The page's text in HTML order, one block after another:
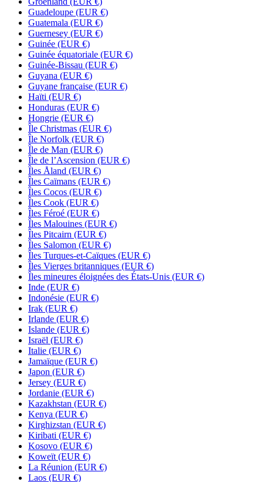
Guadeloupe (EUR €)
Guatemala (EUR €)
Guernesey (EUR €)
Guinée (EUR €)
Guinée équatoriale (EUR €)
Guinée-Bissau (EUR €)
Guyana (EUR €)
Guyane française (EUR €)
Haïti (EUR €)
Honduras (EUR €)
Hongrie (EUR €)
Île Christmas (EUR €)
Île Norfolk (EUR €)
Île de Man (EUR €)
Île de l’Ascension (EUR €)
Îles Åland (EUR €)
Îles Caïmans (EUR €)
Îles Cocos (EUR €)
Îles Cook (EUR €)
Îles Féroé (EUR €)
Îles Malouines (EUR €)
Îles Pitcairn (EUR €)
Îles Salomon (EUR €)
Îles Turques-et-Caïques (EUR €)
Îles Vierges britanniques (EUR €)
Îles mineures éloignées des États-Unis (EUR €)
Inde (EUR €)
Indonésie (EUR €)
Irak (EUR €)
Irlande (EUR €)
Islande (EUR €)
Israël (EUR €)
Italie (EUR €)
Jamaïque (EUR €)
Japon (EUR €)
Jersey (EUR €)
Jordanie (EUR €)
Kazakhstan (EUR €)
Kenya (EUR €)
Kirghizstan (EUR €)
Kiribati (EUR €)
Kosovo (EUR €)
Koweït (EUR €)
La Réunion (EUR €)
Laos (EUR €)